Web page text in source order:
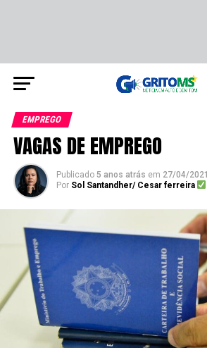
EMPREGO
VAGAS DE EMPREGO
Publicado 5 anos atrás em 27/04/2021
Por Sol Santandher/ Cesar ferreira